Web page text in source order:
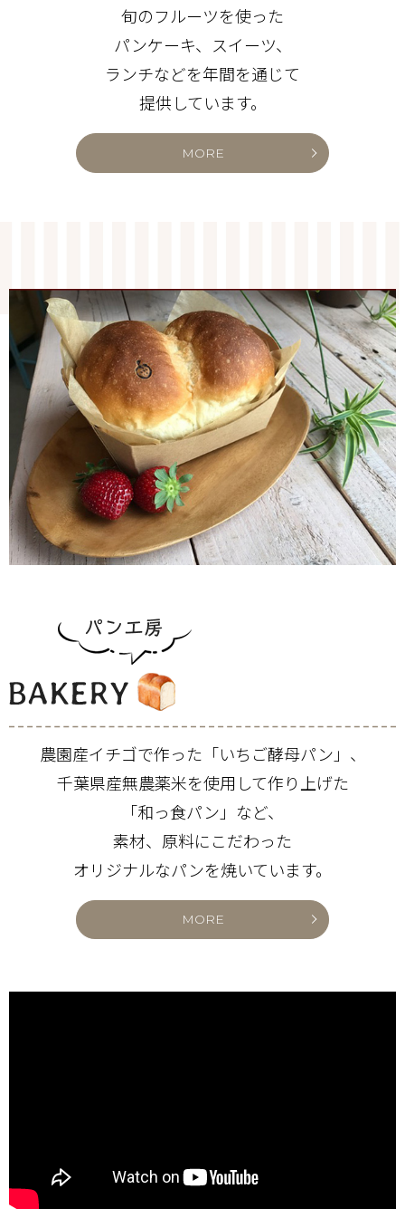
旬のフルーツを使った
パンケーキ、スイーツ、
ランチなどを年間を通じて
提供しています。
MORE
農園産イチゴで作った「いちご酵母パン」、
千葉県産無農薬米を使用して作り上げた
「和っ食パン」など、
素材、原料にこだわった
オリジナルなパンを焼いています。
MORE